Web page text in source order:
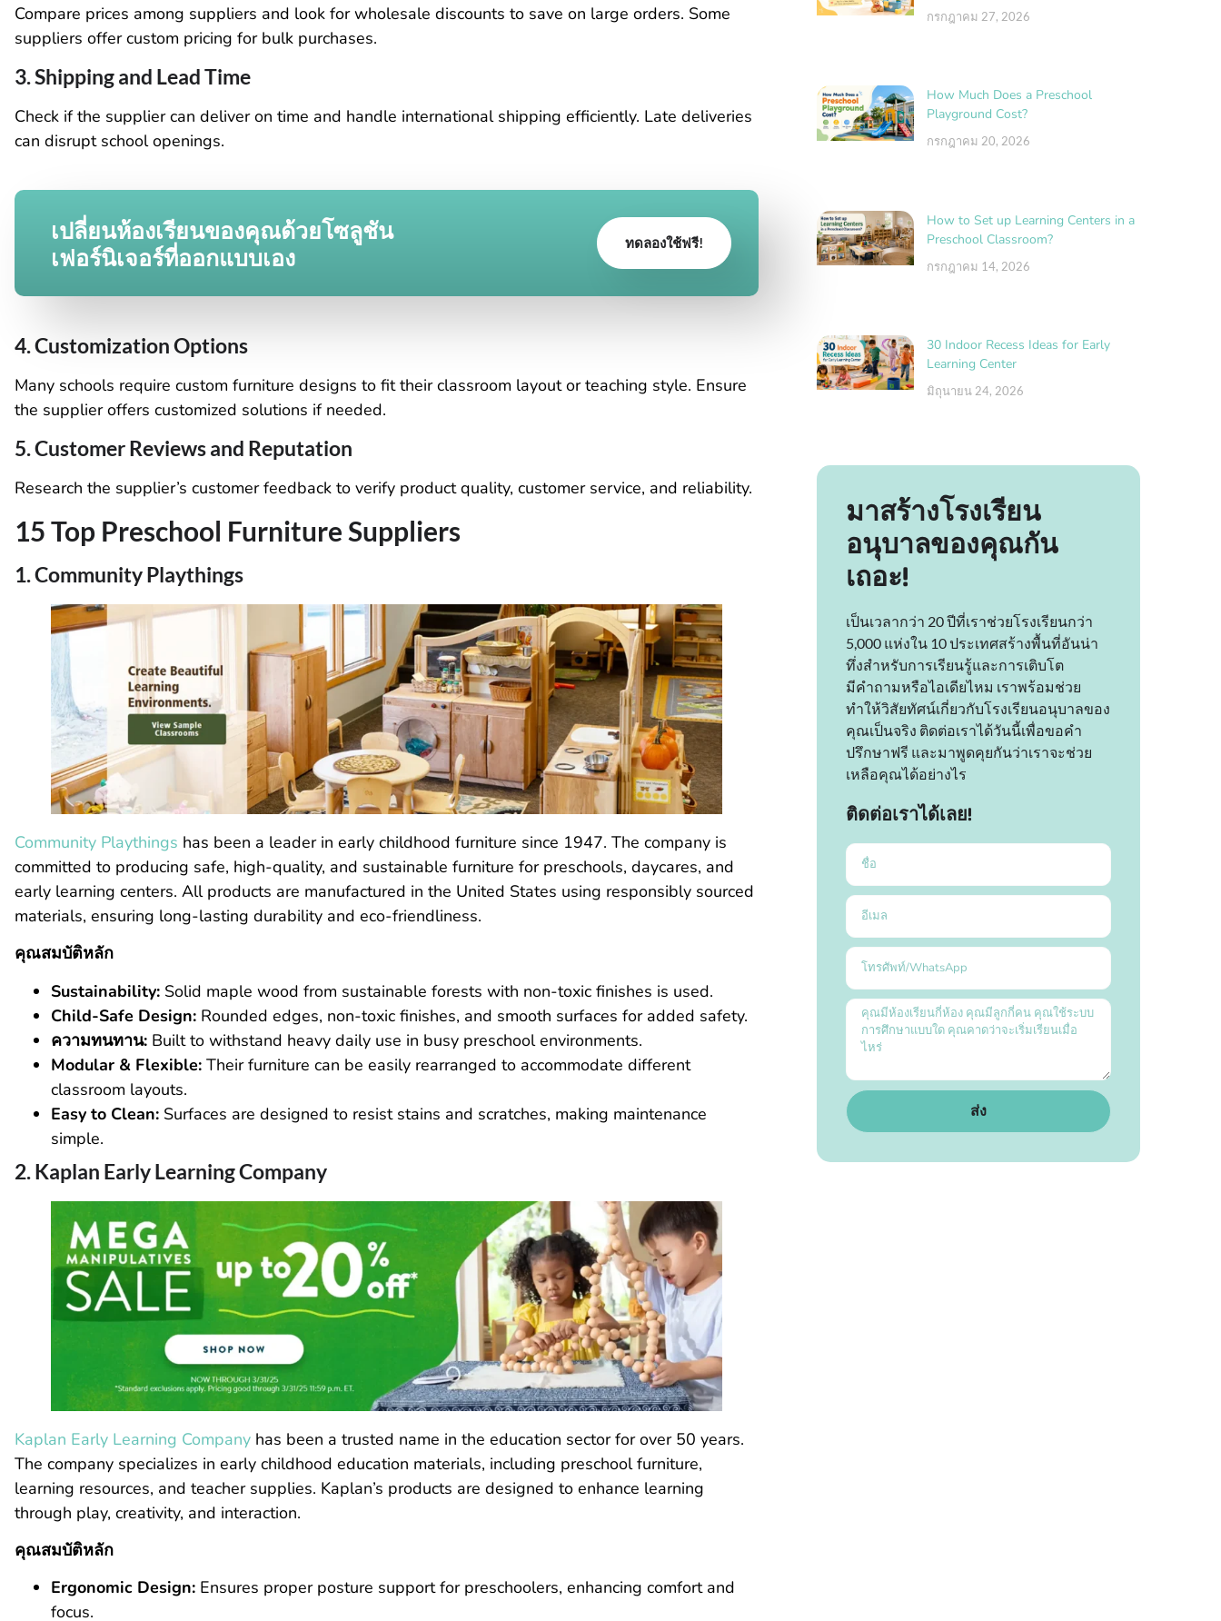
Compare prices among suppliers and look for wholesale discounts to save on large orders. Some
suppliers offer custom pricing for bulk purchases.
3. Shipping and Lead Time
Check if the supplier can deliver on time and handle international shipping efficiently. Late deliveries
can disrupt school openings.
เปลี่ยนห้องเรียนของคุณด้วยโซลูชัน
เฟอร์นิเจอร์ที่ออกแบบเอง
ทดลองใช้ฟรี!
4. Customization Options
Many schools require custom furniture designs to fit their classroom layout or teaching style. Ensure
the supplier offers customized solutions if needed.
5. Customer Reviews and Reputation
Research the supplier’s customer feedback to verify product quality, customer service, and reliability.
15 Top Preschool Furniture Suppliers
1. Community Playthings
Community Playthings has been a leader in early childhood furniture since 1947. The company is
committed to producing safe, high-quality, and sustainable furniture for preschools, daycares, and
early learning centers. All products are manufactured in the United States using responsibly sourced
materials, ensuring long-lasting durability and eco-friendliness.
คุณสมบัติหลัก
Sustainability: Solid maple wood from sustainable forests with non-toxic finishes is used.
Child-Safe Design: Rounded edges, non-toxic finishes, and smooth surfaces for added safety.
ความทนทาน: Built to withstand heavy daily use in busy preschool environments.
Modular & Flexible: Their furniture can be easily rearranged to accommodate different
classroom layouts.
Easy to Clean: Surfaces are designed to resist stains and scratches, making maintenance
simple.
2. Kaplan Early Learning Company
Kaplan Early Learning Company has been a trusted name in the education sector for over 50 years.
The company specializes in early childhood education materials, including preschool furniture,
learning resources, and teacher supplies. Kaplan’s products are designed to enhance learning
through play, creativity, and interaction.
คุณสมบัติหลัก
Ergonomic Design: Ensures proper posture support for preschoolers, enhancing comfort and
focus.
กรกฎาคม 27, 2026
How Much Does a Preschool
Playground Cost?
กรกฎาคม 20, 2026
How to Set up Learning Centers in a
Preschool Classroom?
กรกฎาคม 14, 2026
30 Indoor Recess Ideas for Early
Learning Center
มิถุนายน 24, 2026
มาสร้างโรงเรียน
อนุบาลของคุณกัน
เถอะ!
เป็นเวลากว่า 20 ปีที่เราช่วยโรงเรียนกว่า
5,000 แห่งใน 10 ประเทศสร้างพื้นที่อันน่า
ทึ่งสำหรับการเรียนรู้และการเติบโต
มีคำถามหรือไอเดียไหม เราพร้อมช่วย
ทำให้วิสัยทัศน์เกี่ยวกับโรงเรียนอนุบาลของ
คุณเป็นจริง ติดต่อเราได้วันนี้เพื่อขอคำ
ปรึกษาฟรี และมาพูดคุยกันว่าเราจะช่วย
เหลือคุณได้อย่างไร
ติดต่อเราได้เลย!
ส่ง